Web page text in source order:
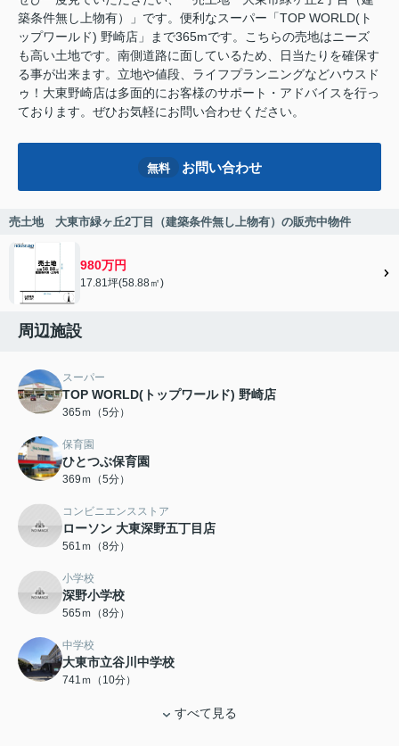
築条件無し上物有）」です。便利なスーパー「TOP WORLD(ト
ップワールド) 野崎店」まで365mです。こちらの売地はニーズ
も高い土地です。南側道路に面しているため、日当たりを確保す
る事が出来ます。立地や値段、ライフプランニングなどハウスド
ゥ！大東野崎店は多面的にお客様のサポート・アドバイスを行っ
ております。ぜひお気軽にお問い合わせください。
無料 お問い合わせ
売土地 大東市緑ヶ丘2丁目（建築条件無し上物有）の販売中物件
980万円
17.81坪(58.88㎡)
周辺施設
スーパー
TOP WORLD(トップワールド) 野崎店
365ｍ（5分）
保育園
ひとつぶ保育園
369ｍ（5分）
コンビニエンスストア
ローソン 大東深野五丁目店
561ｍ（8分）
小学校
深野小学校
565ｍ（8分）
中学校
大東市立谷川中学校
741ｍ（10分）
すべて見る